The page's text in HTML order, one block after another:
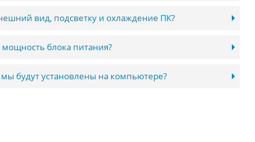
вид, подсветку и охлаждение ПК?
мощность блока питания?
будут установлены на компьютере?